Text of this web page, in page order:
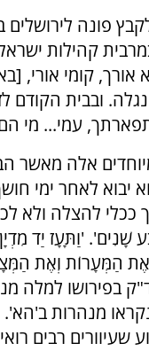
פונה לירושלים
קהילות
קומי אורי,
ובבית הקודם
עמי... מי
אלה
יבוא לאחר ימי
להצלה ולא
שָׁנִים'. 'וַתָּעָז יַד
הַמְּעָרוֹת וְאֶת
בפירושו למלה
מנהרות ב'הא'.
שעיוורים רבים